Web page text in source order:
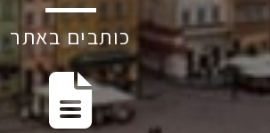
כותבים באתר